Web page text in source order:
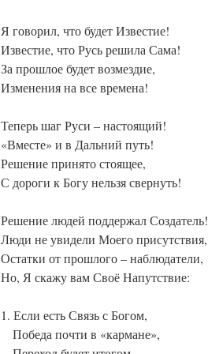
Я говорил, что будет Известие!
Известие, что Русь решила Сама!
За прошлое будет возмездие,
Изменения на все времена!
Теперь шаг Руси – настоящий!
«Вместе» и в Дальний путь!
Решение принято стоящее,
С дороги к Богу нельзя свернуть!
Решение людей поддержал Создатель!
Люди не увидели Моего присутствия,
Остатки от прошлого – наблюдатели,
Но, Я скажу вам Своё Напутствие:
1. Если есть Связь с Богом,
Победа почти в «кармане»,